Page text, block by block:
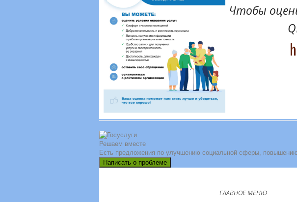
Чтобы
Решаем вместе
Есть предложения по улучшению социальной сферы,
Написать о проблеме
ГЛАВНОЕ МЕНЮ